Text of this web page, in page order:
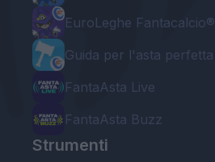
EuroLeghe Fantacalcio®
Guida per l'asta perfetta
FantaAsta Live
FantaAsta Buzz
Strumenti